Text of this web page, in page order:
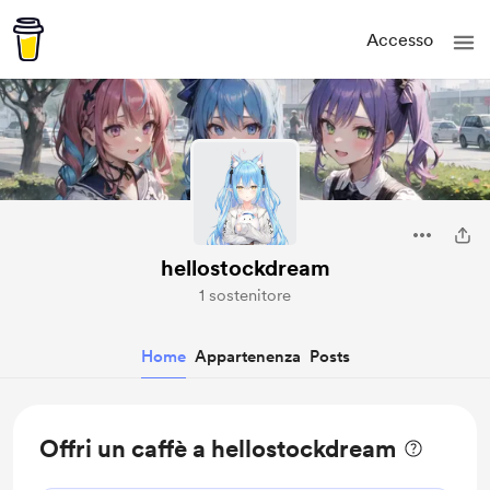
Accesso
hellostockdream
1 sostenitore
Home Appartenenza Posts
Offri un caffè a hellostockdream